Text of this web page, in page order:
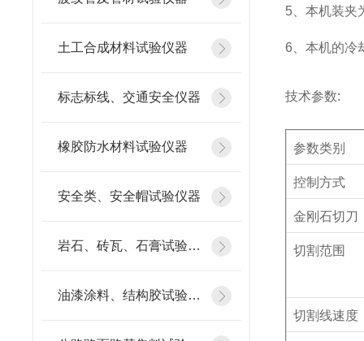
土工合成材料试验仪器
标志标线、交通安全仪器
橡胶防水材料试验仪器
安全类、安全帽试验仪器
岩石、砖瓦、石膏试验仪器
油漆涂料、结构胶试验仪器
5、本机装夹
6、本机的冷
技术参数:
参数类别
控制方式
金刚石切刀
切割范围
切割线速度